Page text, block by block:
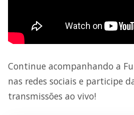
Continue acompanhando a
nas redes sociais e participe
transmissões ao vivo!